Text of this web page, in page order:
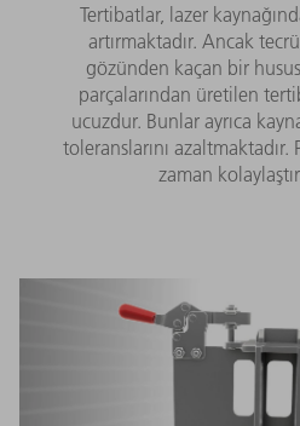
Tertibatlar, lazer
artırmaktadır. Ancak
gözünden kaçan bir
parçalarından üretilen
ucuzdur. Bunlar ayrıca
toleranslarını
zaman